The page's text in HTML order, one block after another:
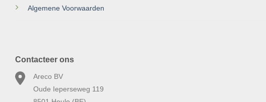
Algemene Voorwaarden
Contacteer ons
Areco BV
Oude Ieperseweg 119